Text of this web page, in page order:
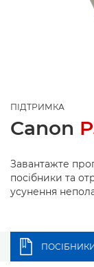
ПІДТРИМКА
Canon
Завантажте
посібники та
усунення